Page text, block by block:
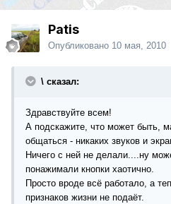
Patis
Опубликовано 10 мая, 2010
\ сказал:
Здравствуйте всем!
А подскажите, что может быть,
общаться - никаких звуков и
Ничего с ней не делали....ну
понажимали кнопки хаотично.
Просто вроде всё работало, а
признаков жизни не подаёт.